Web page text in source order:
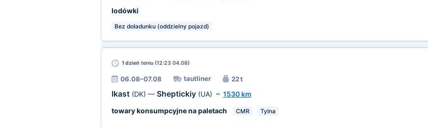
lodówki
Bez doładunku (oddzielny pojazd)
1 dzień temu (12:23 04.08)
06.08–07.08 tautliner 22 t
Ikast (DK) — Sheptickiy (UA) ~ 1530 km
towary konsumpcyjne na paletach
CMR Tylna